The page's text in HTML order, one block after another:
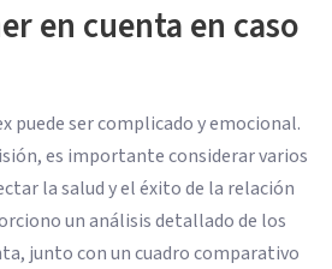
en cuenta en caso
puede ser complicado y emocional.
es importante considerar varios
la salud y el éxito de la relación
un análisis detallado de los
junto con un cuadro comparativo